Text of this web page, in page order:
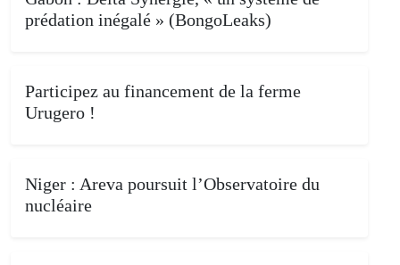
prédation inégalé » (BongoLeaks)
Participez au financement de la ferme
Urugero !
Niger : Areva poursuit l’Observatoire du
nucléaire